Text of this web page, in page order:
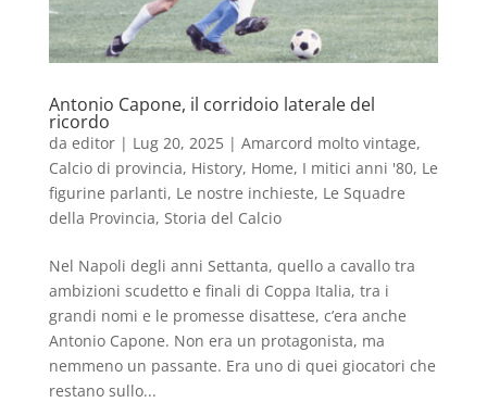
Antonio Capone, il corridoio laterale del
ricordo
da editor| Lug 20, 2025| Amarcord molto vintage,
Calcio di provincia, History, Home, I mitici anni '80, Le
figurine parlanti, Le nostre inchieste, Le Squadre
della Provincia, Storia del Calcio
Nel Napoli degli anni Settanta, quello a cavallo tra
ambizioni scudetto e finali di Coppa Italia, tra i
grandi nomi e le promesse disattese, c’era anche
Antonio Capone. Non era un protagonista, ma
nemmeno un passante. Era uno di quei giocatori che
restano sullo...